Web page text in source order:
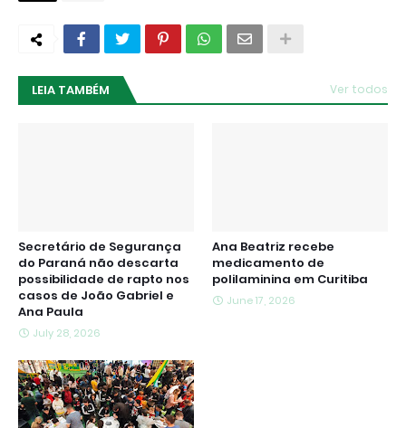
LEIA TAMBÉM Ver todos
Secretário de Segurança
do Paraná não descarta
possibilidade de rapto nos
casos de João Gabriel e
Ana Paula
July 28, 2026
Ana Beatriz recebe
medicamento de
polilaminina em Curitiba
June 17, 2026